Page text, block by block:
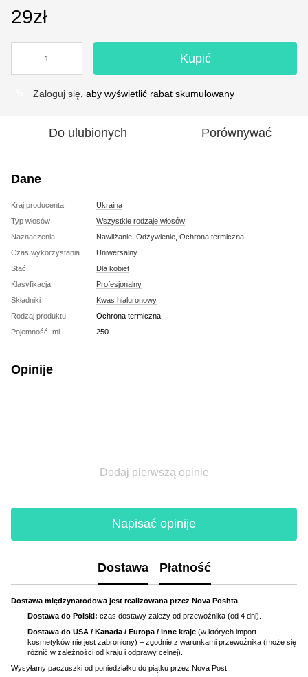
29zł
Kupić
Zaloguj się , aby wyświetlić rabat skumulowany
Do ulubionych Porównywać
Dane
Kraj producenta
Ukraina
Typ włosów
Wszystkie rodzaje włosów
Naznaczenia
Nawilżanie Odżywienie Ochrona termiczna
Czas wykorzystania
Uniwersalny
Stać
Dla kobiet
Klasyfikacja
Profesjonalny
Składniki
Kwas hialuronowy
Rodzaj produktu
Ochrona termiczna
Pojemność, ml
250
Opinije
Dodaj pierwszą opinie
Napisać opinije
Dostawa Płatność
Dostawa międzynarodowa jest realizowana przez Nova Poshta
Dostawa do Polski: czas dostawy zależy od przewoźnika (od 4 dni).
Dostawa do USA / Kanada / Europa / inne kraje (w których import
kosmetyków nie jest zabroniony) – zgodnie z warunkami przewoźnika (może się
różnić w zależności od kraju i odprawy celnej).
Wysyłamy paczuszki od poniedziałku do piątku przez Nova Post.